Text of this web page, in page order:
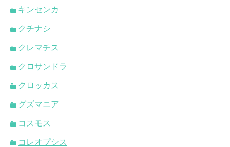
キンセンカ
クチナシ
クレマチス
クロサンドラ
クロッカス
グズマニア
コスモス
コレオプシス